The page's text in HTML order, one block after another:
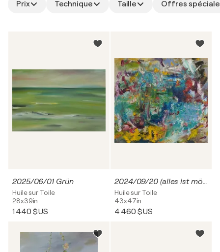
Prix Technique Taille Offres
2025/06/01 Grün
Huile sur Toile
28x39in
1 440 $US
2024/09/20 (alles ist möglich)
Huile sur Toile
43x47in
4 460 $US